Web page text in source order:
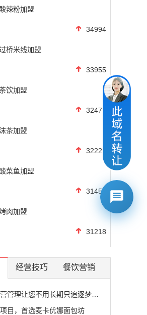
辣粉加盟
34994
桥米线加盟
33955
饮加盟
32471
茶加盟
32228
菜鱼加盟
31456
肉加盟
31218
经营技巧 餐饮营销
理让您不用长期只追逐梦想的影子
目，首选麦卡优娜面包坊